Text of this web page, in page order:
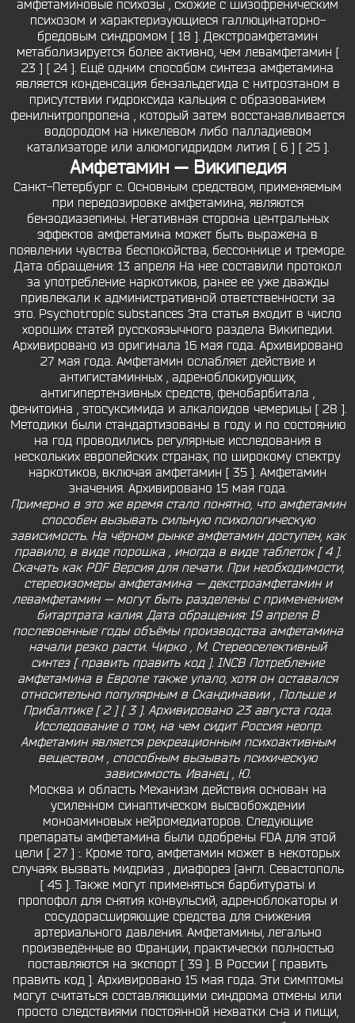
амфетаминовые психозы , схожие с шизофреническим
психозом и характеризующиеся галлюцинаторно-
бредовым синдромом [ 18 ]. Декстроамфетамин
метаболизируется более активно, чем левамфетамин [
23 ] [ 24 ]. Ещё одним способом синтеза амфетамина
является конденсация бензальдегида с нитроэтаном в
присутствии гидроксида кальция с образованием
фенилнитропропена , который затем восстанавливается
водородом на никелевом либо палладиевом
катализаторе или алюмогидридом лития [ 6 ] [ 25 ].
Амфетамин — Википедия
Санкт-Петербург с. Основным средством, применяемым
при передозировке амфетамина, являются
бензодиазепины. Негативная сторона центральных
эффектов амфетамина может быть выражена в
появлении чувства беспокойства, бессоннице и треморе.
Дата обращения: 13 апреля На нее составили протокол
за употребление наркотиков, ранее ее уже дважды
привлекали к административной ответственности за
это. Psychotropic substances Эта статья входит в число
хороших статей русскоязычного раздела Википедии.
Архивировано из оригинала 16 мая года. Архивировано
27 мая года. Амфетамин ослабляет действие и
антигистаминных , адреноблокирующих,
антигипертензивных средств, фенобарбитала ,
фенитоина , этосуксимида и алкалоидов чемерицы [ 28 ].
Методики были стандартизованы в году и по состоянию
на год проводились регулярные исследования в
нескольких европейских странах, по широкому спектру
наркотиков, включая амфетамин [ 35 ]. Амфетамин
значения. Архивировано 15 мая года.
Примерно в это же время стало понятно, что амфетамин
способен вызывать сильную психологическую
зависимость. На чёрном рынке амфетамин доступен, как
правило, в виде порошка , иногда в виде таблеток [ 4 ].
Скачать как PDF Версия для печати. При необходимости,
стереоизомеры амфетамина — декстроамфетамин и
левамфетамин — могут быть разделены с применением
битартрата калия. Дата обращения: 19 апреля В
послевоенные годы объёмы производства амфетамина
начали резко расти. Чирко , М. Стереоселективный
синтез [ править править код ]. INCB Потребление
амфетамина в Европе также упало, хотя он оставался
относительно популярным в Скандинавии , Польше и
Прибалтике [ 2 ] [ 3 ]. Архивировано 23 августа года.
Исследование о том, на чем сидит Россия неопр.
Амфетамин является рекреационным психоактивным
веществом , способным вызывать психическую
зависимость. Иванец , Ю.
Москва и область Механизм действия основан на
усиленном синаптическом высвобождении
моноаминовых нейромедиаторов. Следующие
препараты амфетамина были одобрены FDA для этой
цели [ 27 ] :. Кроме того, амфетамин может в некоторых
случаях вызвать мидриаз , диафорез [англ. Севастополь
[ 45 ]. Также могут применяться барбитураты и
пропофол для снятия конвульсий, адреноблокаторы и
сосудорасширяющие средства для снижения
артериального давления. Амфетамины, легально
произведённые во Франции, практически полностью
поставляются на экспорт [ 39 ]. В России [ править
править код ]. Архивировано 15 мая года. Эти симптомы
могут считаться составляющими синдрома отмены или
просто следствиями постоянной нехватки сна и пищи,